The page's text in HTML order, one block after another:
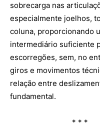
sobrecarga nas
especialmente joelhos,
coluna, proporcionando
intermediário suficiente
escorregões, sem, no
giros e movimentos
relação entre
fundamental.
* * *